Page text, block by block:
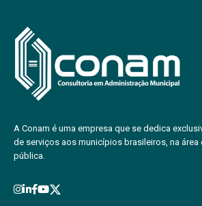
A Conam é uma empresa que se dedica
de serviços aos municípios brasileiros, na área
pública.